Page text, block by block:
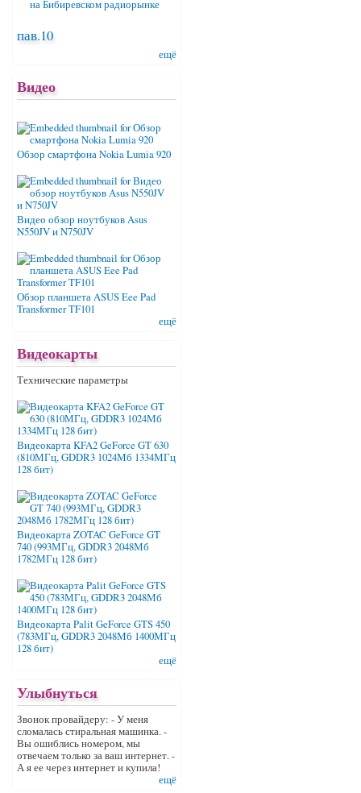
пав.10
ещё
Видео
Обзор смартфона Nokia Lumia 920
Видео обзор ноутбуков Asus
N550JV и N750JV
Обзор планшета ASUS Eee Pad
Transformer TF101
ещё
Видеокарты
Технические параметры
Видеокарта KFA2 GeForce GT 630
(810МГц, GDDR3 1024Мб 1334МГц
128 бит)
Видеокарта ZOTAC GeForce GT
740 (993МГц, GDDR3 2048Мб
1782МГц 128 бит)
Видеокарта Palit GeForce GTS 450
(783МГц, GDDR3 2048Мб 1400МГц
128 бит)
ещё
Улыбнуться
Звонок провайдеру: - У меня
сломалась стиральная машинка. -
Вы ошиблись номером, мы
отвечаем только за ваш интернет. -
А я ее через интернет и купила!
ещё